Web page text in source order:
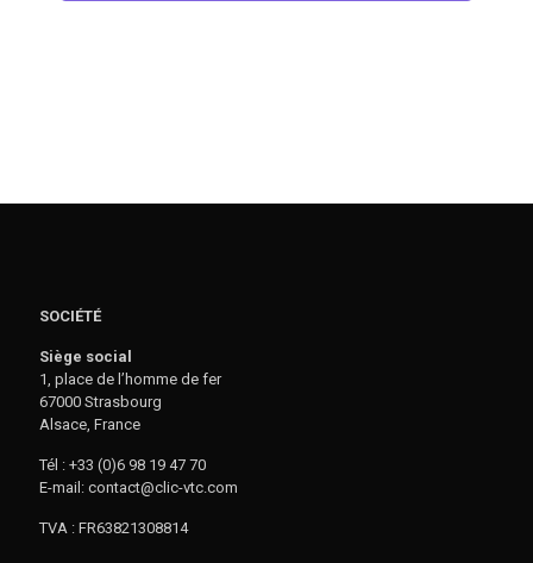
SOCIÉTÉ
Siège social
1, place de l’homme de fer
67000 Strasbourg
Alsace, France
Tél : +33 (0)6 98 19 47 70
E-mail: contact@clic-vtc.com
TVA : FR63821308814